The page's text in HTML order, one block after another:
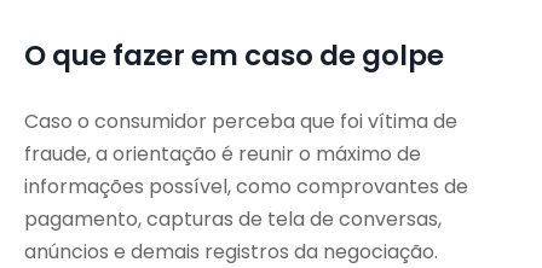
O que fazer em caso de golpe
Caso o consumidor perceba que foi vítima de
fraude, a orientação é reunir o máximo de
informações possível, como comprovantes de
pagamento, capturas de tela de conversas,
anúncios e demais registros da negociação.